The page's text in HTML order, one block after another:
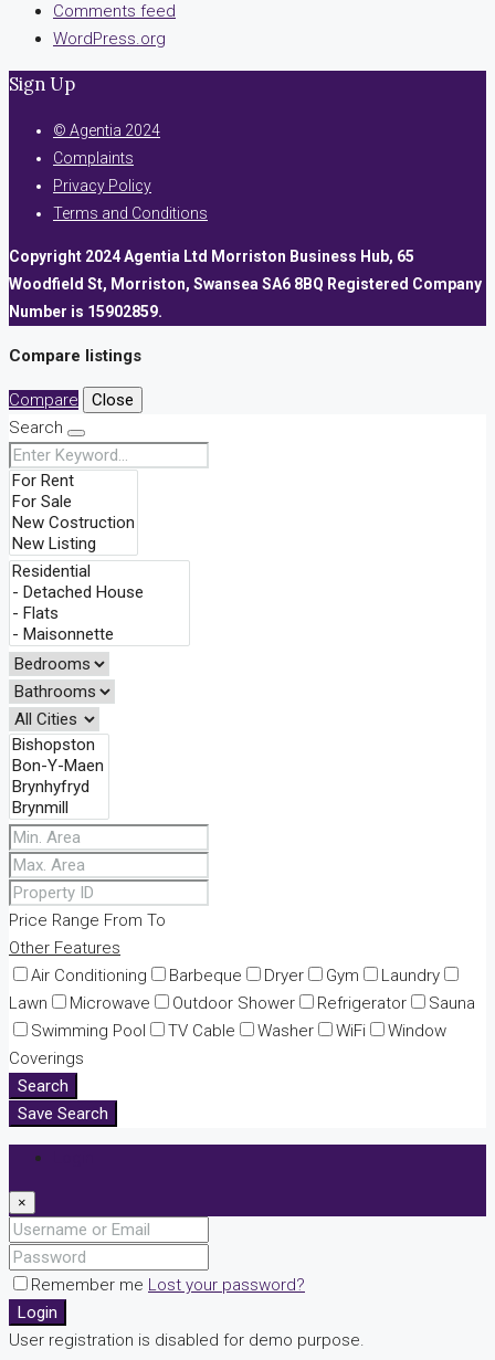
Comments feed
WordPress.org
Sign Up
© Agentia 2024
Complaints
Privacy Policy
Terms and Conditions
Copyright 2024 Agentia Ltd Morriston Business Hub, 65
Woodfield St, Morriston, Swansea SA6 8BQ Registered Company
Number is 15902859.
Compare listings
Compare
Close
Search
Price Range From To
Other Features
Air Conditioning
Barbeque Dryer Gym
Laundry
Lawn
Microwave Outdoor Shower Refrigerator
Sauna
Swimming Pool
TV Cable Washer WiFi
Window
Coverings
Search
Save Search
×
Remember me Lost your password?
Login
User registration is disabled for demo purpose.